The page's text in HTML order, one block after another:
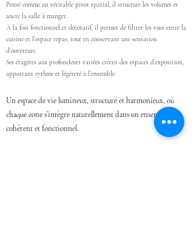
Pensé comme un véritable pivot spatial, il structure les volumes et
ancre la salle à manger.
À la fois fonctionnel et décoratif, il permet de filtrer les vues entre la
cuisine et l’espace repas, tout en conservant une sensation
d’ouverture.
Ses étagères aux profondeurs variées créent des espaces d’exposition,
apportant rythme et légèreté à l’ensemble.
Un espace de vie lumineux, structuré et harmonieux, où
chaque zone s’intègre naturellement dans un ensemble
cohérent et fonctionnel.